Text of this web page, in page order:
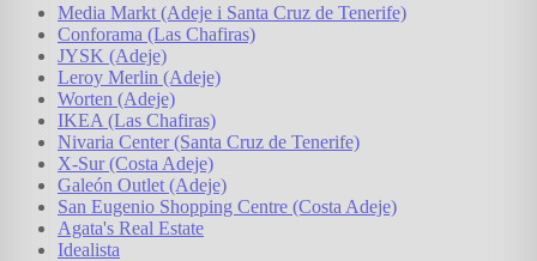
Media Markt (Adeje i Santa Cruz de Tenerife)
Conforama (Las Chafiras)
JYSK (Adeje)
Leroy Merlin (Adeje)
Worten (Adeje)
IKEA (Las Chafiras)
Nivaria Center (Santa Cruz de Tenerife)
X-Sur (Costa Adeje)
Galeón Outlet (Adeje)
San Eugenio Shopping Centre (Costa Adeje)
Agata's Real Estate
Idealista